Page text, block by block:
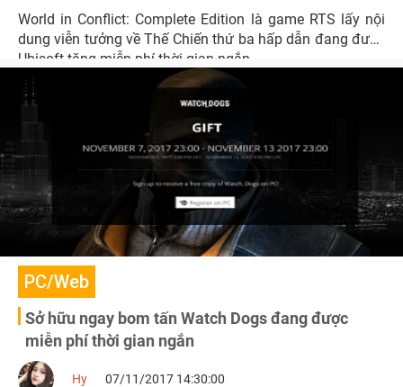
World in Conflict: Complete Edition là game RTS lấy nội
dung viễn tưởng về Thế Chiến thứ ba hấp dẫn đang được
Ubisoft tặng miễn phí thời gian ngắn.
PC/Web
Sở hữu ngay bom tấn Watch Dogs đang được
miễn phí thời gian ngắn
Hy 07/11/2017 14:30:00